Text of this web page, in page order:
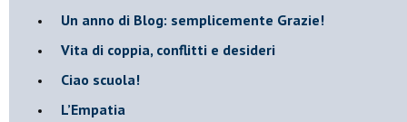
​Un anno di Blog: semplicemente Grazie!
​Vita di coppia, conflitti e desideri
​Ciao scuola!
​L’Empatia